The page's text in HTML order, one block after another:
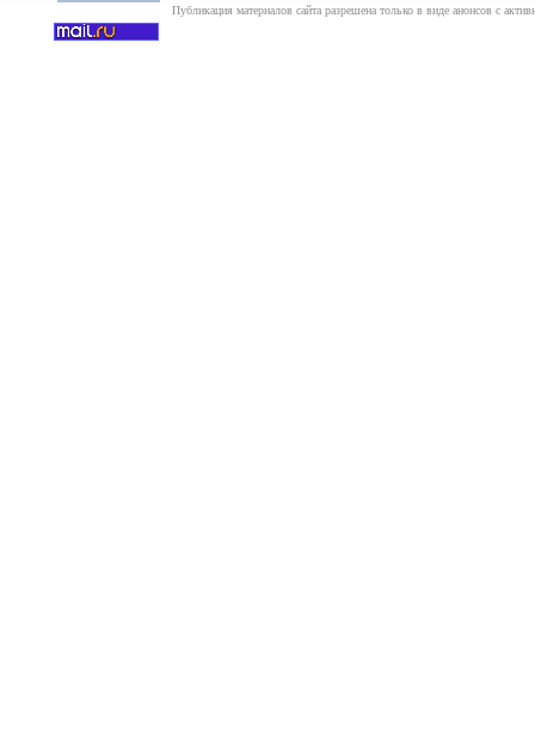
Публикация материалов сайта разрешена только в виде анонсов с